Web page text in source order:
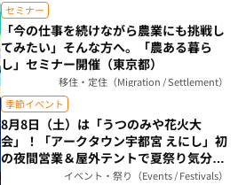
セミナー
「今の仕事を続けながら農業にも挑戦し
てみたい」そんな方へ。「農ある暮ら
し」セミナー開催（東京都）
移住・定住（Migration / Settlement）
季節イベント
8月8日（土）は「うつのみや花火大
会」！「アークタウン宇都宮 えにし」初
の夜間営業＆屋外テントで夏祭り気分を
楽しもう（栃木県）イベント・祭り（Events / Festivals）